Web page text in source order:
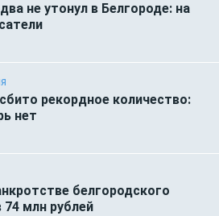
не утонул в Белгороде: на
рекордное количество:
нет
белгородского
74 млн рублей